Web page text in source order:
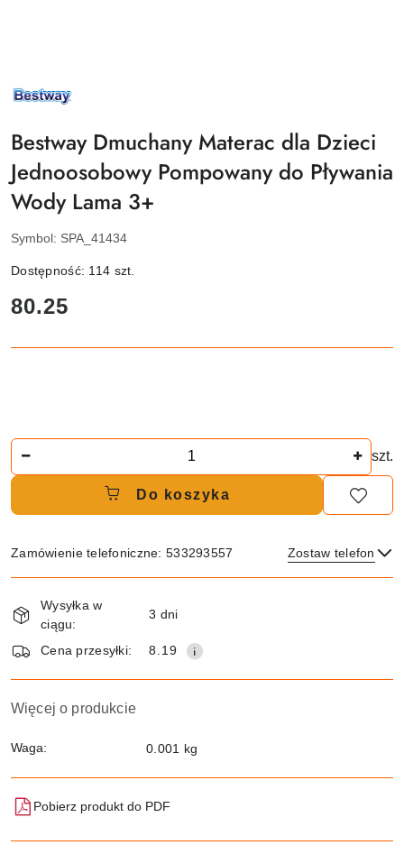
NAZWA
PRODUCENTA:
Bestway Dmuchany Materac dla Dzieci
Jednoosobowy Pompowany do Pływania
Wody Lama 3+
Symbol: SPA_41434
Dostępność: 114 szt.
cena:
80.25
szt.
Do koszyka
Zamówienie telefoniczne: 533293557 Zostaw telefon
Dostępność
i
dostawa
Wysyłka w
ciągu:
3 dni
Cena przesyłki: 8.19
Więcej o produkcie
Waga: 0.001 kg
Pobierz produkt do PDF